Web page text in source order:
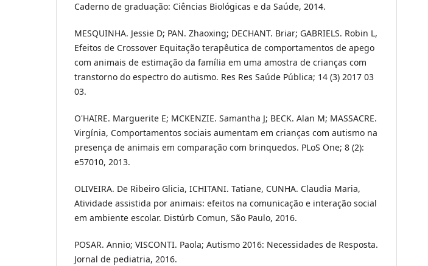
Caderno de graduação: Ciências Biológicas e da Saúde, 2014.
MESQUINHA. Jessie D; PAN. Zhaoxing; DECHANT. Briar; GABRIELS. Robin L,
Efeitos de Crossover Equitação terapêutica de comportamentos de apego
com animais de estimação da família em uma amostra de crianças com
transtorno do espectro do autismo. Res Res Saúde Pública; 14 (3) 2017 03
03.
O'HAIRE. Marguerite E; MCKENZIE. Samantha J; BECK. Alan M; MASSACRE.
Virgínia, Comportamentos sociais aumentam em crianças com autismo na
presença de animais em comparação com brinquedos. PLoS One; 8 (2):
e57010, 2013.
OLIVEIRA. De Ribeiro Glicia, ICHITANI. Tatiane, CUNHA. Claudia Maria,
Atividade assistida por animais: efeitos na comunicação e interação social
em ambiente escolar. Distúrb Comun, São Paulo, 2016.
POSAR. Annio; VISCONTI. Paola; Autismo 2016: Necessidades de Resposta.
Jornal de pediatria, 2016.